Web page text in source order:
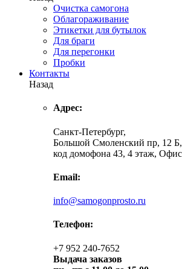
Очистка самогона
Облагораживание
Этикетки для бутылок
Для браги
Для перегонки
Пробки
Контакты
Назад
Адрес:
Санкт-Петербург,
Большой Смоленский пр, 12 Б,
код домофона 43, 4 этаж,
Email:
info@samogonprosto.ru
Телефон:
+7 952 240-7652
Выдача заказов